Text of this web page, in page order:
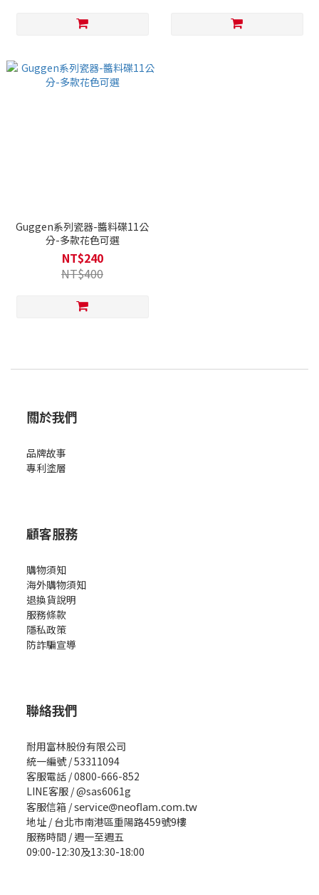
Guggen系列瓷器-醬料碟11公
分-多款花色可選
NT$240
NT$400
關於我們
品牌故事
專利塗層
顧客服務
購物須知
海外購物須知
退換貨說明
服務條款
隱私政策
防詐騙宣導
聯絡我們
耐用富林股份有限公司
統一編號 / 53311094
客服電話 / 0800-666-852
LINE客服 / @sas6061g
客服信箱 /service@neoflam.com.tw
地址 / 台北市南港區重陽路459號9樓
服務時間 / 週一至週五
09:00-12:30及13:30-18:00